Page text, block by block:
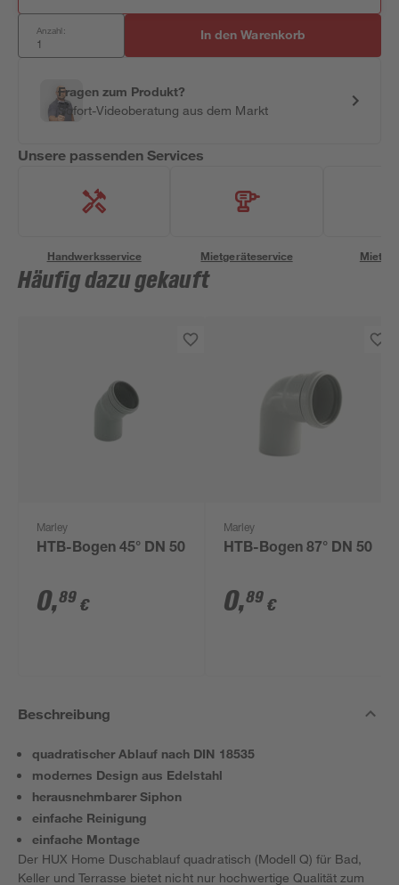
Anzahl: In den Warenkorb
Fragen zum Produkt?
Sofort-Videoberatung aus dem Markt
Unsere passenden Services
Handwerksservice Mietgeräteservice
Häufig dazu gekauft
Marley
HTB-Bogen 45° DN 50
0,89 €
Marley
HTB-Bogen 87° DN 50
0,89 €
Beschreibung
quadratischer Ablauf nach DIN 18535
modernes Design aus Edelstahl
herausnehmbarer Siphon
einfache Reinigung
einfache Montage
Der HUX Home Duschablauf quadratisch (Modell Q) für Bad,
Keller und Terrasse bietet nicht nur hochwertige Qualität zum